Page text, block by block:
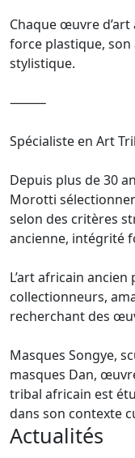
Chaque œuvre
force plastique, son
stylistique.
⸻
Spécialiste en Art
Depuis plus de 30
Morotti
selon des critères
ancienne, intégrité
L’art africain ancien
collectionneurs,
recherchant des
Masques Songye,
masques Dan,
tribal africain est
dans son contexte
Actualités